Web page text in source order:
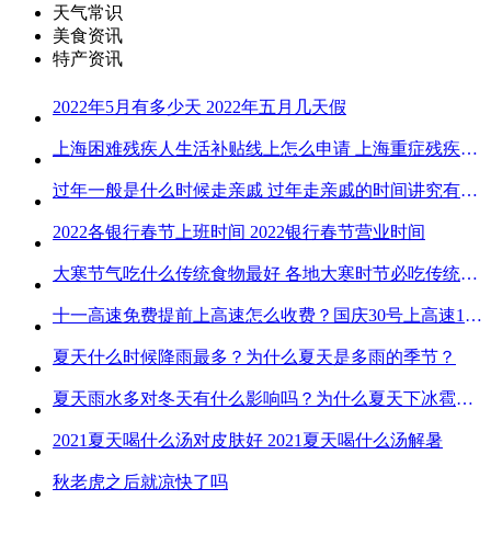
天气常识
美食资讯
特产资讯
2022年5月有多少天 2022年五月几天假
上海困难残疾人生活补贴线上怎么申请 上海重症残疾人护理补贴线上申请流程
过年一般是什么时候走亲戚 过年走亲戚的时间讲究有哪些
2022各银行春节上班时间 2022银行春节营业时间
大寒节气吃什么传统食物最好 各地大寒时节必吃传统美食
十一高速免费提前上高速怎么收费？国庆30号上高速1号下高速免费吗？
夏天什么时候降雨最多？为什么夏天是多雨的季节？
夏天雨水多对冬天有什么影响吗？为什么夏天下冰雹而冬天不下冰雹
2021夏天喝什么汤对皮肤好 2021夏天喝什么汤解暑
秋老虎之后就凉快了吗